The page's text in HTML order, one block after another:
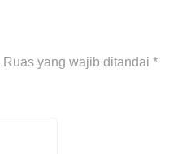
Ruas yang wajib ditandai *